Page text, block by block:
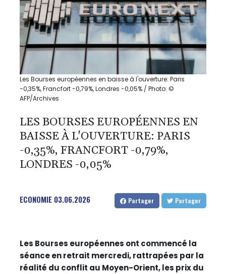
Les Bourses européennes en baisse à l'ouverture: Paris
-0,35%, Francfort -0,79%, Londres -0,05% / Photo: ©
AFP/Archives
LES BOURSES EUROPÉENNES EN
BAISSE À L'OUVERTURE: PARIS
-0,35%, FRANCFORT -0,79%,
LONDRES -0,05%
ECONOMIE 03.06.2026 Partager Partager
Les Bourses européennes ont commencé la
séance en retrait mercredi, rattrapées par la
réalité du conflit au Moyen-Orient, les prix du